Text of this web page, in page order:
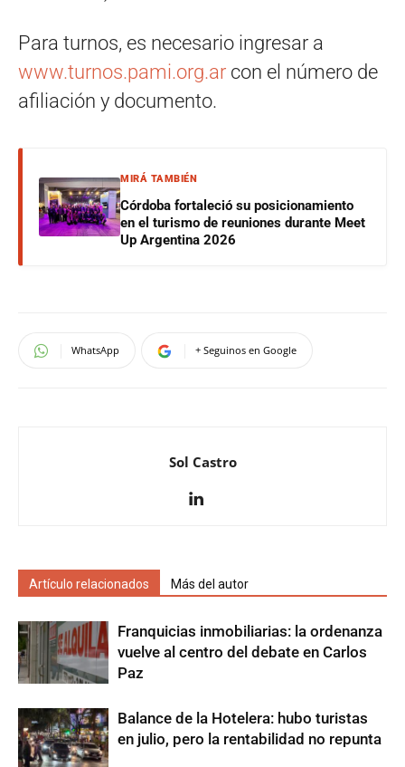
Para turnos, es necesario ingresar a
www.turnos.pami.org.ar con el número de
afiliación y documento.
MIRÁ TAMBIÉN
Córdoba fortaleció su posicionamiento
en el turismo de reuniones durante Meet
Up Argentina 2026
WhatsApp + Seguinos en Google
Sol Castro
Artículo relacionados Más del autor
Franquicias inmobiliarias: la ordenanza
vuelve al centro del debate en Carlos
Paz
Balance de la Hotelera: hubo turistas
en julio, pero la rentabilidad no repunta